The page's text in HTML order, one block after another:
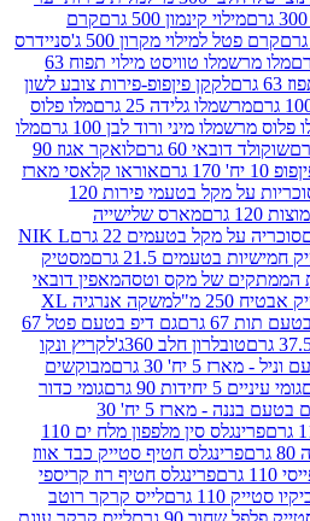
500 גרם
קרם
מקרון 500 ג'
סניידרס
מלו מרשמלו טוויסט מילוי תפוח 63
פיןפופ-פירות צובע לשון
גלידה 25 גרם
מלו פלוס
ורוד לבן 100 גרם
מלו
60 גרם
לואקר אגוז 90
אוראו קלאסי מארז
לוקיטוס סוכריות על מקל בטעמי פירות 120
מארס שלישייה
בטעמים 22 גרם
NIK L
21.5 גרם
מסטיק
של מקס וטסהמאפין דובאי
משקה אנרגיה XL
גם דיפ בטעם פטל 67
חלב 360ג'
לקריץ ונקו
מבוקשים
גומי כדור
מבוקשים בטעם בננה - מארז 5 יח' 30
פרינגלס סין מלפפון מלח ים 110
חטיף סטייק כבד אווז
פרינגלס חטיף רוז קריספי
לייס קרקר רוטב